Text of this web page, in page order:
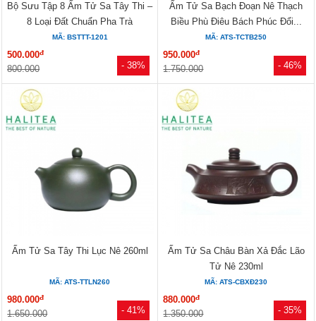
- 38%
Bộ Sưu Tập 8 Ấm Tử Sa Tây Thi –
8 Loại Đất Chuẩn Pha Trà
MÃ: BSTTT-1201
500.000đ
800.000 - 46%
Ấm Tử Sa Bạch Đoạn Nê Thạch
Biều Phù Điêu Bách Phúc Đổi...
MÃ: ATS-TCTB250
950.000đ
1.750.000
- 41%
Ấm Tử Sa Tây Thi Lục Nê 260ml
MÃ: ATS-TTLN260
980.000đ
1.650.000 - 35%
Ấm Tử Sa Châu Bàn Xả Đắc Lão
Tử Nê 230ml
MÃ: ATS-CBXĐ230
880.000đ
1.350.000